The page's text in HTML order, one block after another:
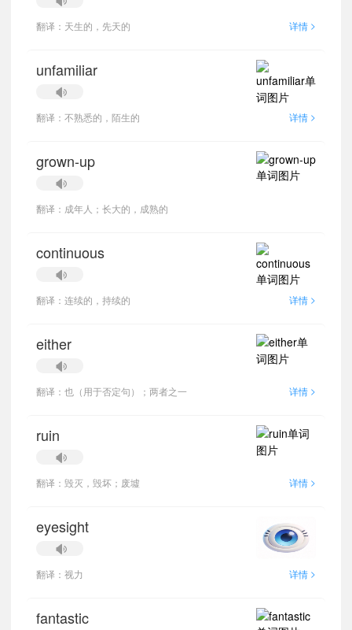
翻译：天生的，先天的 详情 >
unfamiliar
翻译：不熟悉的，陌生的 详情 >
grown-up
翻译：成年人；长大的，成熟的
continuous
翻译：连续的，持续的 详情 >
either
翻译：也（用于否定句）；两者之一 详情 >
ruin
翻译：毁灭，毁坏；废墟 详情 >
eyesight
翻译：视力 详情 >
fantastic